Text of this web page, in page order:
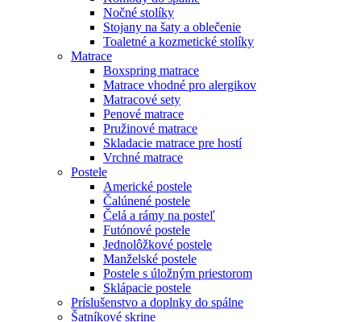
Nočné stolíky
Stojany na šaty a oblečenie
Toaletné a kozmetické stolíky
Matrace
Boxspring matrace
Matrace vhodné pro alergikov
Matracové sety
Penové matrace
Pružinové matrace
Skladacie matrace pre hostí
Vrchné matrace
Postele
Americké postele
Čalúnené postele
Čelá a rámy na posteľ
Futónové postele
Jednolôžkové postele
Manželské postele
Postele s úložným priestorom
Sklápacie postele
Príslušenstvo a doplnky do spálne
Šatníkové skrine